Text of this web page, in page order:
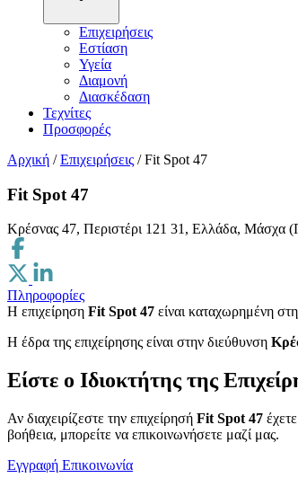
Επιχειρήσεις
Εστίαση
Υγεία
Διαμονή
Διασκέδαση
Τεχνίτες
Προσφορές
Αρχική / Επιχειρήσεις / Fit Spot 47
Fit Spot 47
Κρέσνας 47, Περιστέρι 121 31, Ελλάδα, Μάσχα
Πληροφορίες
Η επιχείρηση Fit Spot 47 είναι καταχωρημένη
H έδρα της επιχείρησης είναι στην διεύθυνση
Είστε ο Ιδιοκτήτης της
Αν διαχειρίζεστε την επιχείρησή Fit Spot 47
βοήθεια, μπορείτε να επικοινωνήσετε μαζί μας.
Εγγραφή Επικοινωνία